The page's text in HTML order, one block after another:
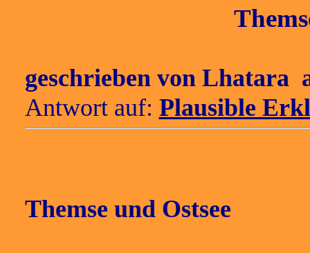
geschrieben von Lhatara
Antwort auf: Plausible
Themse und Ostsee